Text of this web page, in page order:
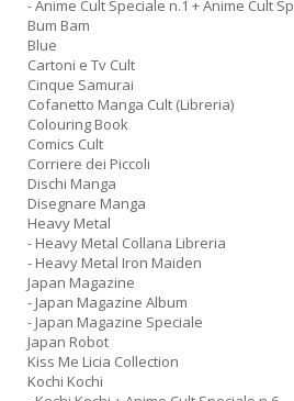
- Anime Cult Speciale n.1 + Anime Cult
Bum Bam
Blue
Cartoni e Tv Cult
Cinque Samurai
Cofanetto Manga Cult (Libreria)
Colouring Book
Comics Cult
Corriere dei Piccoli
Dischi Manga
Disegnare Manga
Heavy Metal
- Heavy Metal Collana Libreria
- Heavy Metal Iron Maiden
Japan Magazine
- Japan Magazine Album
- Japan Magazine Speciale
Japan Robot
Kiss Me Licia Collection
Kochi Kochi